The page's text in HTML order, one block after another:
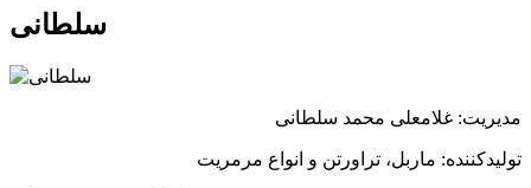
سلطانی
مدیریت: غلامعلی محمد سلطانی
تولیدکننده: ماربل، تراورتن و انواع مرمریت